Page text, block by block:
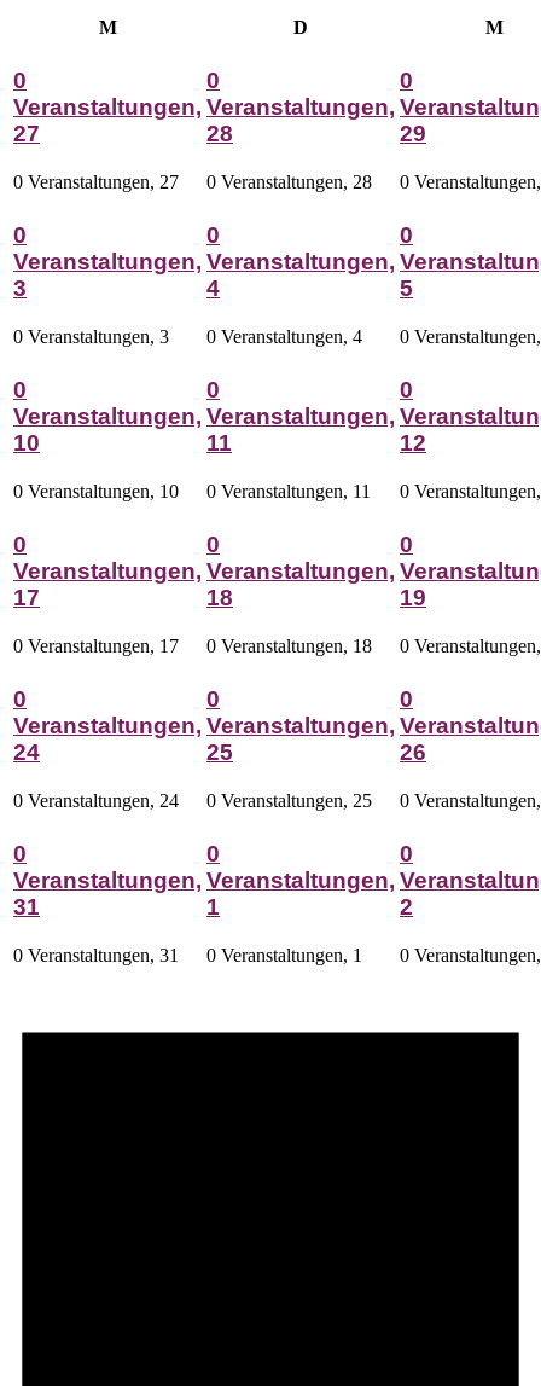
MMontag D M
0
Veranstaltungen,
27
0 Veranstaltungen, 27
0
Veranstaltungen,
28
0 Veranstaltungen, 28
0
29
0
0
Veranstaltungen,
3
0 Veranstaltungen, 3
0
Veranstaltungen,
4
0 Veranstaltungen, 4
0
5
0
0
Veranstaltungen,
10
0 Veranstaltungen, 10
0
Veranstaltungen,
11
0 Veranstaltungen, 11
0
12
0
0
Veranstaltungen,
17
0 Veranstaltungen, 17
0
Veranstaltungen,
18
0 Veranstaltungen, 18
0
19
0
0
Veranstaltungen,
24
0 Veranstaltungen, 24
0
Veranstaltungen,
25
0 Veranstaltungen, 25
0
26
0
0
Veranstaltungen,
31
0 Veranstaltungen, 31
0
Veranstaltungen,
1
0 Veranstaltungen, 1
0
2
0